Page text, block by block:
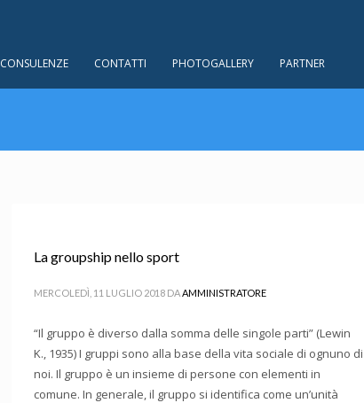
CONSULENZE CONTATTI PHOTOGALLERY PARTNER
La groupship nello sport
MERCOLEDÌ, 11 LUGLIO 2018 DAAMMINISTRATORE
“Il gruppo è diverso dalla somma delle singole parti” (Lewin
K., 1935) I gruppi sono alla base della vita sociale di ognuno di
noi. Il gruppo è un insieme di persone con elementi in
comune. In generale, il gruppo si identifica come un’unità